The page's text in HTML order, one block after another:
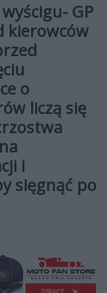
GP
kierowców
o
liczą się
i
sięgnąć po